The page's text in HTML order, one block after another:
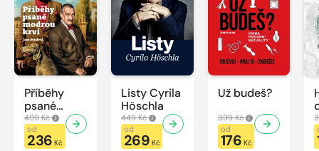
Příběhy
psané
modrou
krví
499 Kč
od
236 Kč
Listy Cyrila
Höschla
449 Kč
od
269 Kč
Už budeš?
399 Kč
od
176 Kč